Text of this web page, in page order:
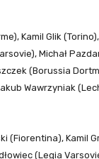
Kamil Glik
Michał
(Borussia
Wawrzyniak
(Fiorentina), Kamil
(Legia